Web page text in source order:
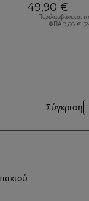
49,90 €
Περιλαμβάνεται
ΦΠΑ 9,66 €
Σύγκριση